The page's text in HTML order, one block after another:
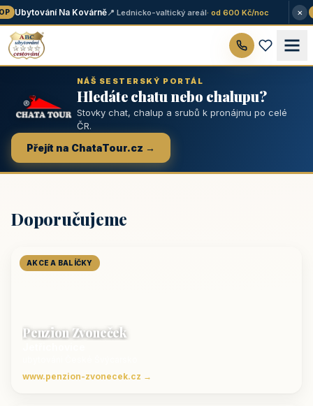
Ubytování Na Kovárně📍 Lednicko-valtický areál· od 600 Kč/noc ★
×
NÁŠ SESTERSKÝ PORTÁL
Hledáte chatu nebo chalupu?
Stovky chat, chalup a srubů k pronájmu po celé
ČR.
Přejít na ChataTour.cz →
Doporučujeme
AKCE A BALÍČKY
Penzion Zvoneček
www.penzion-zvonecek.cz →